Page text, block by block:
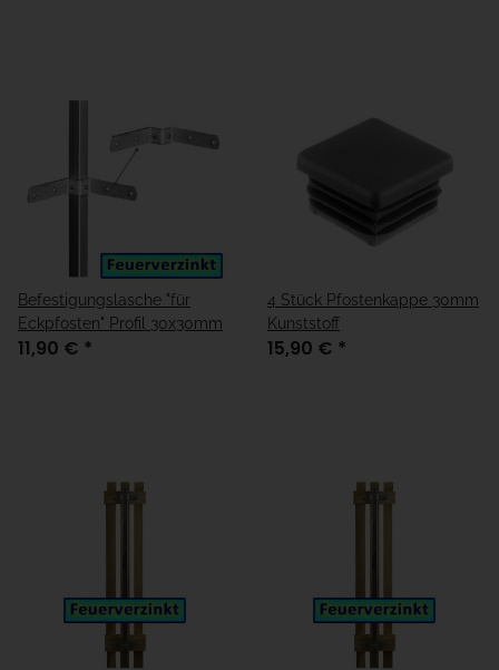
Befestigungslasche "für
Eckpfosten" Profil 30x30mm
11,90 € *
4 Stück Pfostenkappe 30mm
Kunststoff
15,90 € *